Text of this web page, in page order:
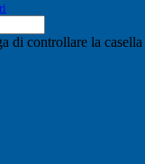
di controllare la